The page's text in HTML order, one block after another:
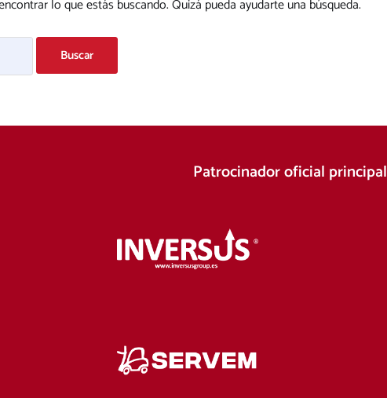
lo que estás buscando. Quizá pueda ayudarte una búsqueda.
Patrocinador oficial principal